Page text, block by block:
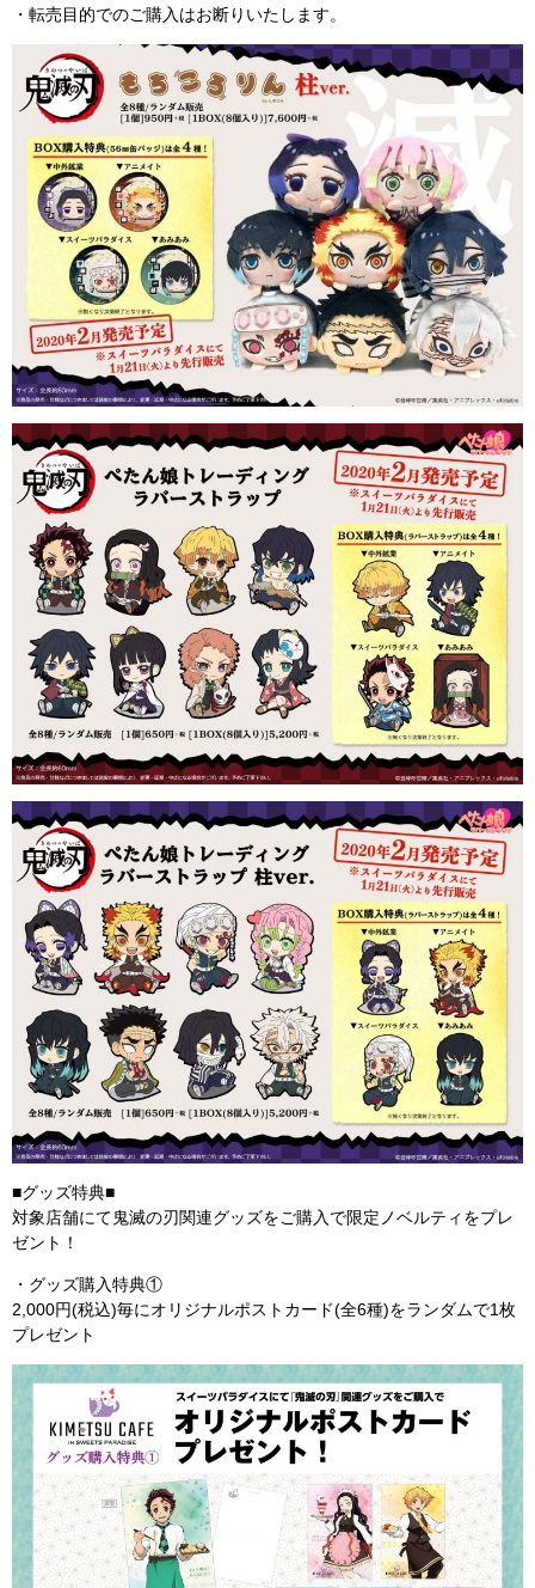
・転売目的でのご購入はお断りいたします。
■グッズ特典■
対象店舗にて鬼滅の刃関連グッズをご購入で限定ノベルティをプレ
ゼント！
・グッズ購入特典①
2,000円(税込)毎にオリジナルポストカード(全6種)をランダムで1枚
プレゼント